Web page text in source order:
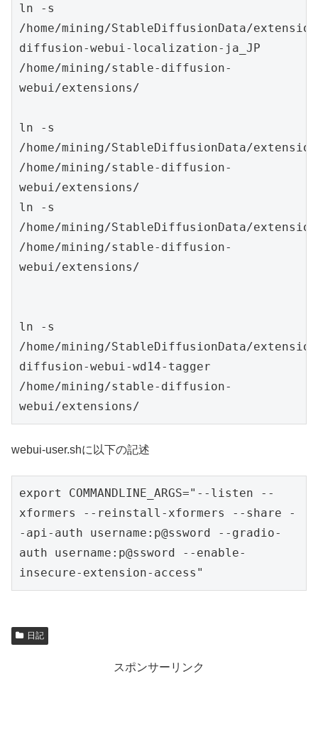
ln -s
/home/mining/StableDiffusionData/
diffusion-webui-localization-ja_JP
/home/mining/stable-diffusion-
webui/extensions/
ln -s
/home/mining/StableDiffusionData/
/home/mining/stable-diffusion-
webui/extensions/
ln -s
/home/mining/StableDiffusionData/
/home/mining/stable-diffusion-
webui/extensions/
ln -s
/home/mining/StableDiffusionData/
diffusion-webui-wd14-tagger
/home/mining/stable-diffusion-
webui-user.shに以下の記述
export COMMANDLINE_ARGS="--listen --
xformers --reinstall-xformers --share -
-api-auth username:p@ssword --gradio-
auth username:p@ssword --enable-
insecure-extension-access"
日記
スポンサーリンク